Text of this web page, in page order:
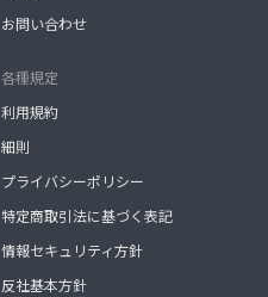
お問い合わせ
各種規定
利用規約
細則
プライバシーポリシー
特定商取引法に基づく表記
情報セキュリティ方針
反社基本方針